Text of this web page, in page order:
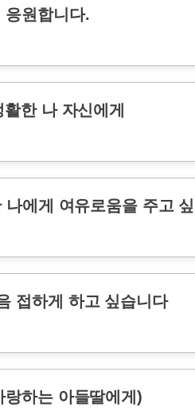
응원합니다.
한 나 자신에게
에게 여유로움을 주고
접하게 하고 싶습니다
하는 아들딸에게)